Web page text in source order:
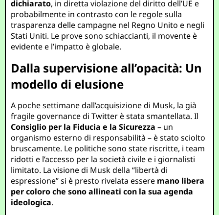
dichiarato, in diretta violazione del diritto dell’UE e
probabilmente in contrasto con le regole sulla
trasparenza delle campagne nel Regno Unito e negli
Stati Uniti. Le prove sono schiaccianti, il movente è
evidente e l’impatto è globale.
Dalla supervisione all’opacità: Un
modello di elusione
A poche settimane dall’acquisizione di Musk, la già
fragile governance di Twitter è stata smantellata. Il
Consiglio per la Fiducia e la Sicurezza – un
organismo esterno di responsabilità – è stato sciolto
bruscamente. Le politiche sono state riscritte, i team
ridotti e l’accesso per la società civile e i giornalisti
limitato. La visione di Musk della “libertà di
espressione” si è presto rivelata essere mano libera
per coloro che sono allineati con la sua agenda
ideologica.